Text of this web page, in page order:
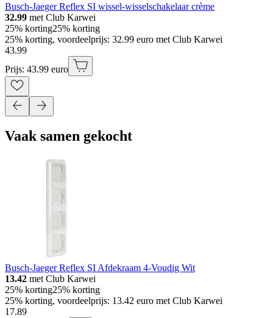
Busch-Jaeger Reflex SI wissel-wisselschakelaar crème
32.99 met Club Karwei
25% korting25% korting
25% korting, voordeelprijs: 32.99 euro met Club Karwei
43.99
Prijs: 43.99 euro
Vaak samen gekocht
Busch-Jaeger Reflex SI Afdekraam 4-Voudig Wit
13.42 met Club Karwei
25% korting25% korting
25% korting, voordeelprijs: 13.42 euro met Club Karwei
17.89